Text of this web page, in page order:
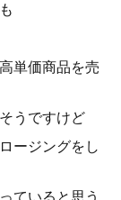
単価商品を売
うですけど
ージングをし